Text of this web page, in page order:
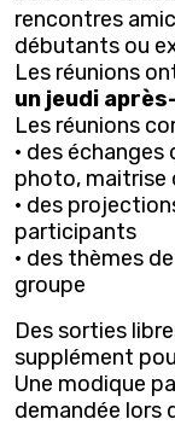
rencontres
débutants ou
Les réunions
un jeudi
Les réunions
· des
photo, maitrise
· des
participants
· des thèmes
groupe
Des sorties
supplément
Une modique
demandée lors